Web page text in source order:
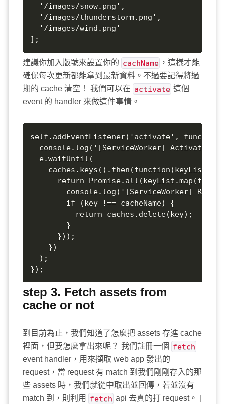
  '/images/snow.png',
  '/images/thunderstorm.png',
  '/images/wind.png'
];
建議你加入版號來設置你的 cachName ，這樣才能
確保每次更新都能拿到最新資料。不過要記得將過
期的 cache 清空！ 我們可以在 activate 這個
event 的 handler 來做這件事情。
self.addEventListener('activate',
console.log('[ServiceWorker]
  e.waitUntil(
caches.keys().then(function(keyList)
return
console.log('[ServiceWorker]
        if (key !== cacheName) {
          return caches.delete(key);
        }
      }));
    })
  );
});
step 3. Fetch assets from
cache or not
到目前為止，我們知道了怎麼把 assets 存進 cache
裡面，但要怎麼拿出來呢？ 我們註冊一個 fetch
event handler，用來擷取 web app 發出的
request，當 request 有 match 到我們剛剛存入的那
些 assets 時，我們就從中取出並回傳，若並沒有
match 到，則利用
fetch api 去真的打 request。 [